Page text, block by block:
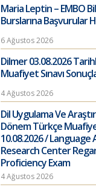
Maria Leptin – EMBO
Burslarına Başvurular
6 Ağustos 2026
Dilmer 03.08.2026
Muafiyet Sınavı
4 Ağustos 2026
Dil Uygulama Ve
Dönem Türkçe
10.08.2026 /
Research Center
Proficiency Exam
4 Ağustos 2026